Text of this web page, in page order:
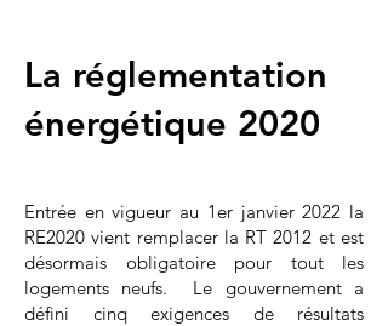
La réglementation
énergétique 2020​
Entrée en vigueur au 1er janvier 2022 la
RE2020 vient remplacer la RT 2012 et est
désormais obligatoire pour tout les
logements neufs. Le gouvernement a
défini cinq exigences de résultats